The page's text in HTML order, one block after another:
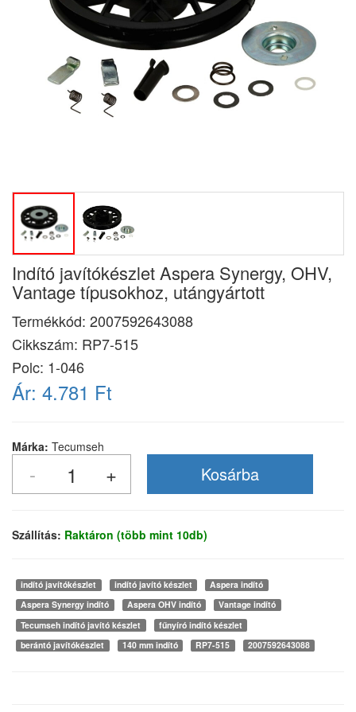
Indító javítókészlet Aspera Synergy, OHV,
Vantage típusokhoz, utángyártott
Termékkód: 2007592643088
Cikkszám: RP7-515
Polc: 1-046
Ár: 4.781 Ft
Márka: Tecumseh
Szállítás: Raktáron (több mint 10db)
indító javítókészlet indító javító készlet
Aspera indító
Aspera Synergy indító
Aspera OHV indító
Vantage indító
Tecumseh indító javító készlet
fűnyíró indító készlet
berántó javítókészlet
140 mm indító RP7-515 2007592643088